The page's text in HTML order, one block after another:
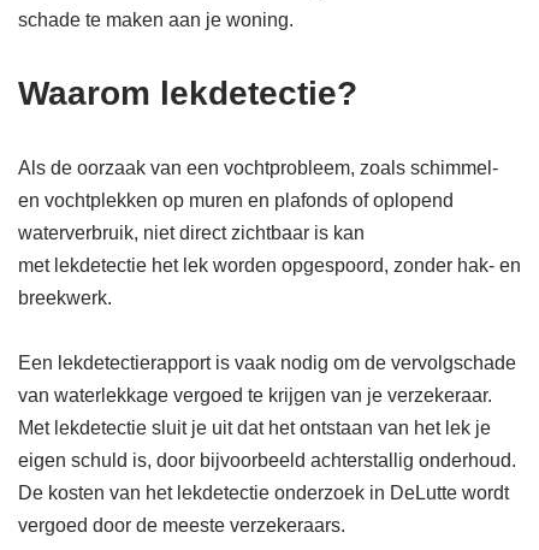
schade te maken aan je woning.
Waarom lekdetectie?
Als de oorzaak van een vochtprobleem, zoals schimmel-
en vochtplekken op muren en plafonds of oplopend
waterverbruik, niet direct zichtbaar is kan
met lekdetectie het lek worden opgespoord, zonder hak- en
breekwerk.
Een lekdetectierapport is vaak nodig om de vervolgschade
van waterlekkage vergoed te krijgen van je verzekeraar.
Met lekdetectie sluit je uit dat het ontstaan van het lek je
eigen schuld is, door bijvoorbeeld achterstallig onderhoud.
De kosten van het lekdetectie onderzoek in DeLutte wordt
vergoed door de meeste verzekeraars.